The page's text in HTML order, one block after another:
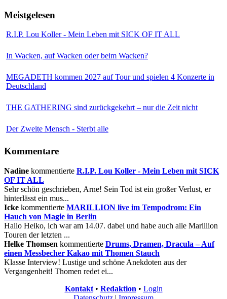
Meistgelesen
R.I.P. Lou Koller - Mein Leben mit SICK OF IT ALL
In Wacken, auf Wacken oder beim Wacken?
MEGADETH kommen 2027 auf Tour und spielen 4 Konzerte in
Deutschland
THE GATHERING sind zurückgekehrt – nur die Zeit nicht
Der Zweite Mensch - Sterbt alle
Kommentare
Nadine kommentierte R.I.P. Lou Koller - Mein Leben mit SICK
OF IT ALL
Sehr schön geschrieben, Arne! Sein Tod ist ein großer Verlust, er
hinterlässt ein mus...
Icke kommentierte MARILLION live im Tempodrom: Ein
Hauch von Magie in Berlin
Hallo Heiko, ich war am 14.07. dabei und habe auch alle Marillion
Touren der letzten ...
Helke Thomsen kommentierte Drums, Dramen, Dracula – Auf
einen Messbecher Kakao mit Thomen Stauch
Klasse Interview! Lustige und schöne Anekdoten aus der
Vergangenheit! Thomen redet ei...
Kontakt• Redaktion • Login